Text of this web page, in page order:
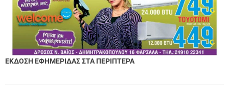
ΕΚΔΟΣΗ ΕΦΗΜΕΡΙΔΑΣ ΣΤΑ ΠΕΡΙΠΤΕΡΑ